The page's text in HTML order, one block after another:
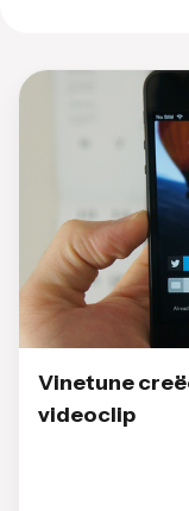
Vinetune
videoclip